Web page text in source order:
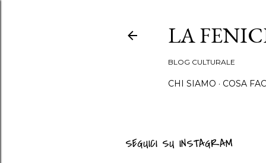
LA
BLOG CULTURALE
CHI SIAMO COSA
SEGUICI SU INSTAGRAM